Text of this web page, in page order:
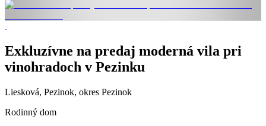
Exkluzívne na predaj moderná vila pri
vinohradoch v Pezinku
Liesková, Pezinok, okres Pezinok
Rodinný dom